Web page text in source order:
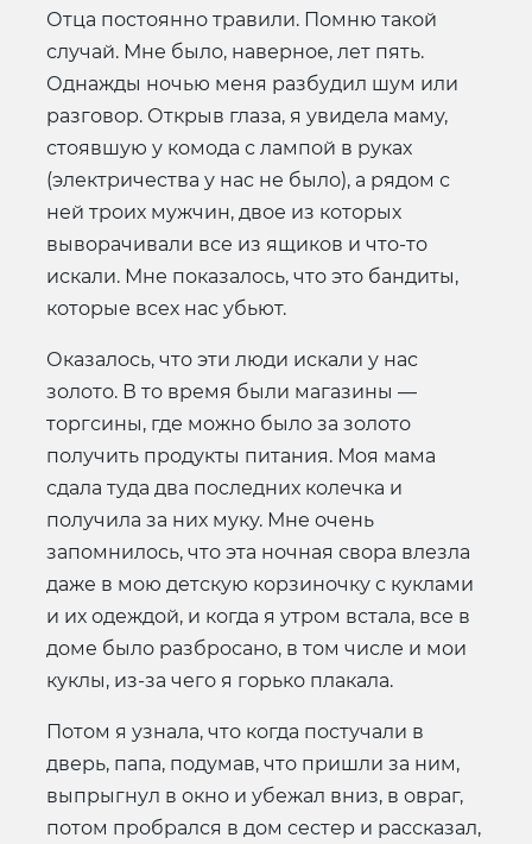
Отца постоянно травили. Помню такой
случай. Мне было, наверное, лет пять.
Однажды ночью меня разбудил шум или
разговор. Открыв глаза, я увидела маму,
стоявшую у комода с лампой в руках
(электричества у нас не было), а рядом с
ней троих мужчин, двое из которых
выворачивали все из ящиков и что-то
искали. Мне показалось, что это бандиты,
которые всех нас убьют.
Оказалось, что эти люди искали у нас
золото. В то время были магазины —
торгсины, где можно было за золото
получить продукты питания. Моя мама
сдала туда два последних колечка и
получила за них муку. Мне очень
запомнилось, что эта ночная свора влезла
даже в мою детскую корзиночку с куклами
и их одеждой, и когда я утром встала, все в
доме было разбросано, в том числе и мои
куклы, из-за чего я горько плакала.
Потом я узнала, что когда постучали в
дверь, папа, подумав, что пришли за ним,
выпрыгнул в окно и убежал вниз, в овраг,
потом пробрался в дом сестер и рассказал,